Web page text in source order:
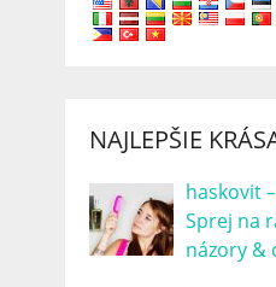
NAJLEPŠIE
haskovit
Sprej na
názory &